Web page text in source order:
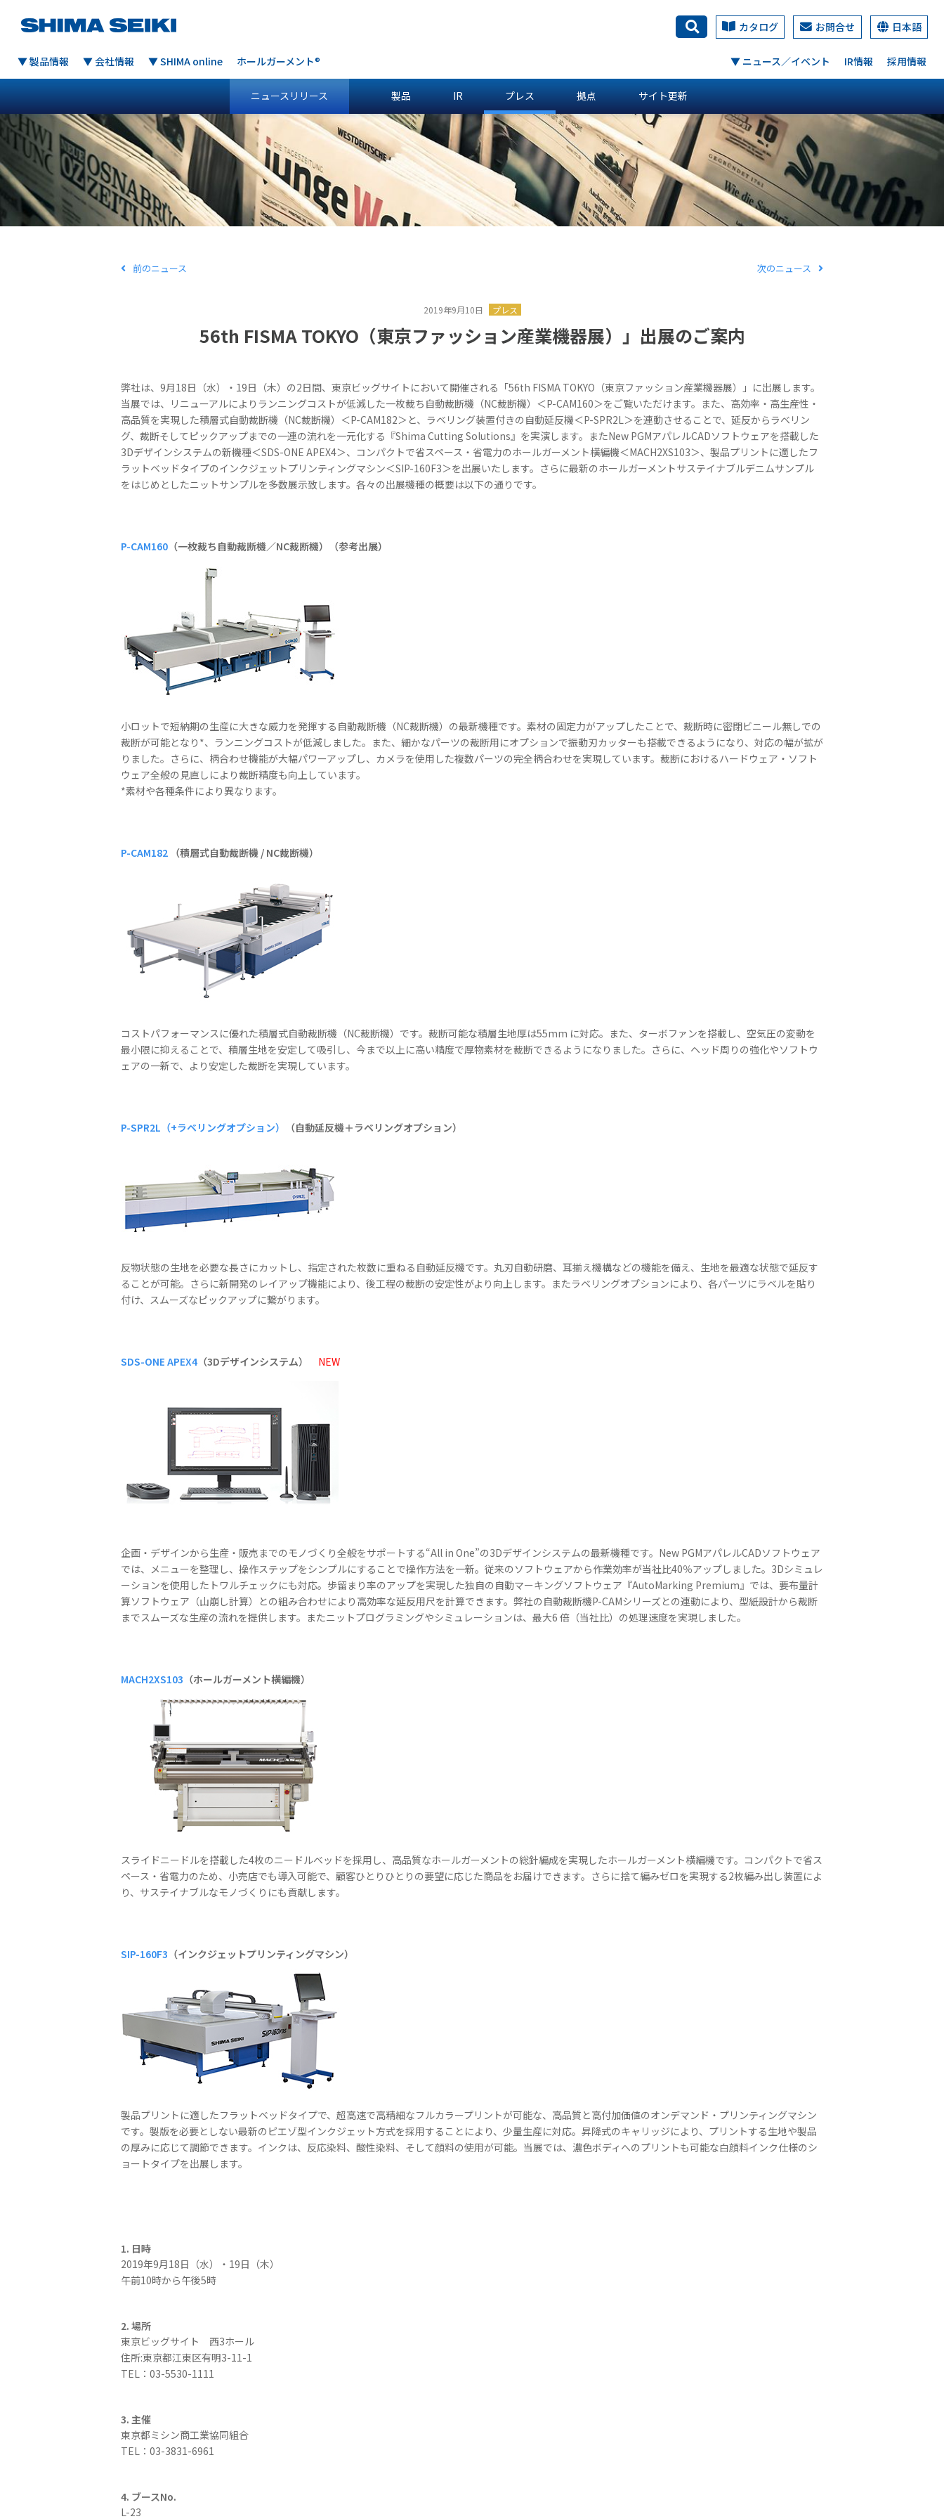
ニュースリリース 製品 IR プレス 拠点 サイト更新
▼ 製品情報 ▼ 会社情報 ▼ SHIMA online ホールガーメント® 採用情報
IR情報
▼ ニュース／イベント
カタログ お問合せ 日本語
次のニュース
前のニュース
2019年9月10日 プレス
56th FISMA TOKYO（東京ファッション産業機器展）」出展のご案内
弊社は、9月18日（水）・19日（木）の2日間、東京ビッグサイトにおいて開催される「56th FISMA TOKYO（東京ファッション産業機器展）」に出展します。
当展では、リニューアルによりランニングコストが低減した一枚裁ち自動裁断機（NC裁断機）＜P-CAM160＞をご覧いただけます。また、高効率・高生産性・
高品質を実現した積層式自動裁断機（NC裁断機）＜P-CAM182＞と、ラベリング装置付きの自動延反機＜P-SPR2L＞を連動させることで、延反からラベリン
グ、裁断そしてピックアップまでの一連の流れを一元化する『Shima Cutting Solutions』を実演します。またNew PGMアパレルCADソフトウェアを搭載した
3Dデザインシステムの新機種＜SDS-ONE APEX4＞、コンパクトで省スペース・省電力のホールガーメント横編機＜MACH2XS103＞、製品プリントに適したフ
ラットベッドタイプのインクジェットプリンティングマシン＜SIP-160F3＞を出展いたします。さらに最新のホールガーメントサステイナブルデニムサンプル
をはじめとしたニットサンプルを多数展示致します。各々の出展機種の概要は以下の通りです。
P-CAM160 （一枚裁ち自動裁断機／NC裁断機）（参考出展）
小ロットで短納期の生産に大きな威力を発揮する自動裁断機（NC裁断機）の最新機種です。素材の固定力がアップしたことで、裁断時に密閉ビニール無しでの
裁断が可能となり*、ランニングコストが低減しました。また、細かなパーツの裁断用にオプションで振動刃カッターも搭載できるようになり、対応の幅が拡が
りました。さらに、柄合わせ機能が大幅パワーアップし、カメラを使用した複数パーツの完全柄合わせを実現しています。裁断におけるハードウェア・ソフト
ウェア全般の見直しにより裁断精度も向上しています。
*素材や各種条件により異なります。
P-CAM182 （積層式自動裁断機 / NC裁断機）
コストパフォーマンスに優れた積層式自動裁断機（NC裁断機）です。裁断可能な積層生地厚は55mm に対応。また、ターボファンを搭載し、空気圧の変動を
最小限に抑えることで、積層生地を安定して吸引し、今まで以上に高い精度で厚物素材を裁断できるようになりました。さらに、ヘッド周りの強化やソフトウ
ェアの一新で、より安定した裁断を実現しています。
P-SPR2L（+ラベリングオプション） （自動延反機＋ラベリングオプション）
反物状態の生地を必要な長さにカットし、指定された枚数に重ねる自動延反機です。丸刃自動研磨、耳揃え機構などの機能を備え、生地を最適な状態で延反す
ることが可能。さらに新開発のレイアップ機能により、後工程の裁断の安定性がより向上します。またラベリングオプションにより、各パーツにラベルを貼り
付け、スムーズなピックアップに繋がります。
SDS-ONE APEX4（3Dデザインシステム） NEW
企画・デザインから生産・販売までのモノづくり全般をサポートする“All in One”の3Dデザインシステムの最新機種です。New PGMアパレルCADソフトウェア
では、メニューを整理し、操作ステップをシンプルにすることで操作方法を一新。従来のソフトウェアから作業効率が当社比40％アップしました。3Dシミュレ
ーションを使用したトワルチェックにも対応。歩留まり率のアップを実現した独自の自動マーキングソフトウェア『AutoMarking Premium』では、要布量計
算ソフトウェア（山崩し計算）との組み合わせにより高効率な延反用尺を計算できます。弊社の自動裁断機P-CAMシリーズとの連動により、型紙設計から裁断
までスムーズな生産の流れを提供します。またニットプログラミングやシミュレーションは、最大6 倍（当社比）の処理速度を実現しました。
MACH2XS103 （ホールガーメント横編機）
スライドニードルを搭載した4枚のニードルベッドを採用し、高品質なホールガーメントの総針編成を実現したホールガーメント横編機です。コンパクトで省ス
ペース・省電力のため、小売店でも導入可能で、顧客ひとりひとりの要望に応じた商品をお届けできます。さらに捨て編みゼロを実現する2枚編み出し装置によ
り、サステイナブルなモノづくりにも貢献します。
SIP-160F3 （インクジェットプリンティングマシン）
製品プリントに適したフラットベッドタイプで、超高速で高精細なフルカラープリントが可能な、高品質と高付加価値のオンデマンド・プリンティングマシン
です。製版を必要としない最新のピエゾ型インクジェット方式を採用することにより、少量生産に対応。昇降式のキャリッジにより、プリントする生地や製品
の厚みに応じて調節できます。インクは、反応染料、酸性染料、そして顔料の使用が可能。当展では、濃色ボディへのプリントも可能な白顔料インク仕様のシ
ョートタイプを出展します。
1. 日時
2019年9月18日（水）・19日（木）
午前10時から午後5時
2. 場所
東京ビッグサイト 西3ホール
住所:東京都江東区有明3-11-1
TEL：03-5530-1111
3. 主催
東京都ミシン商工業協同組合
TEL：03-3831-6961
4. ブースNo.
L-23